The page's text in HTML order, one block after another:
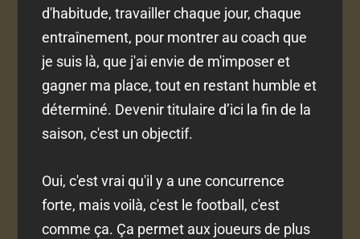
d'habitude, travailler chaque jour, chaque
entraînement, pour montrer au coach que
je suis là, que j'ai envie de m'imposer et
gagner ma place, tout en restant humble et
déterminé. Devenir titulaire d’ici la fin de la
saison, c'est un objectif.
Oui, c'est vrai qu'il y a une concurrence
forte, mais voilà, c'est le football, c'est
comme ça. Ça permet aux joueurs de plus